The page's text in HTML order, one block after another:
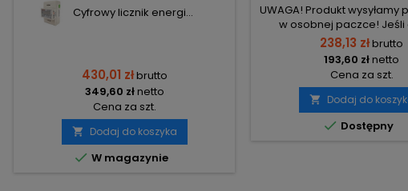
Cyfrowy licznik energi...
430,01 złbrutto
349,60 złnetto
Cena za szt.
 Dodaj do koszyka
 W magazynie
UWAGA! Produkt wysyłamy
w osobnej paczce! Jeśli
uniknąć wysokiego kosztu
paletowego w przypadku
więcej niż 1 szt. - dokonaj
tylko 1 szt. w każdym z
238,13 złbrutto
193,60 złnetto
Cena za szt.
 Dodaj do
 Dostępny